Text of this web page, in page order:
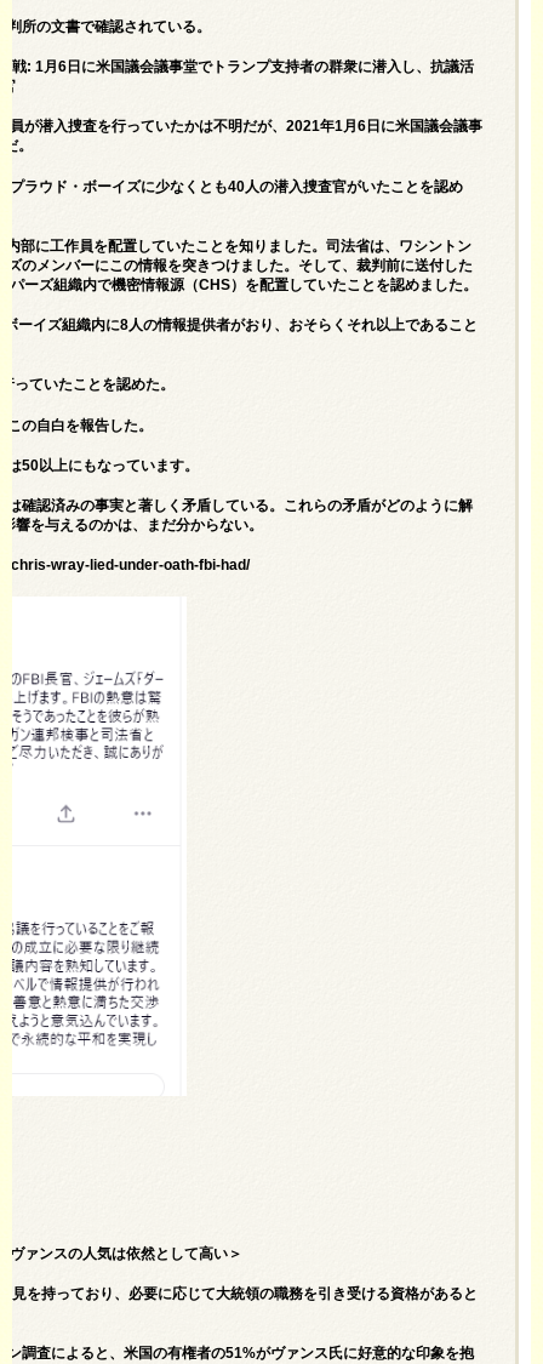
所の文書で確認されている。
戦: 1月6日に米国議会議事堂でトランプ支持者の群衆に潜入し、抗議活
が潜入捜査を行っていたかは不明だが、2021年1月6日に米国議会議事
。
ラウド・ボーイズに少なくとも40人の潜入捜査官がいたことを認め
内部に工作員を配置していたことを知りました。司法省は、ワシントン
のメンバーにこの情報を突きつけました。そして、裁判前に送付した
ーズ組織内で機密情報源（CHS）を配置していたことを認めました。
ーイズ組織内に8人の情報提供者がおり、おそらくそれ以上であること
っていたことを認めた。
の自白を報告した。
50以上にもなっています。
確認済みの事実と著しく矛盾している。これらの矛盾がどのように解
響を与えるのかは、まだ分からない。
chris-wray-lied-under-oath-fbi-had/
ァンスの人気は依然として高い＞
を持っており、必要に応じて大統領の職務を引き受ける資格があると
調査によると、米国の有権者の51%がヴァンス氏に好意的な印象を抱